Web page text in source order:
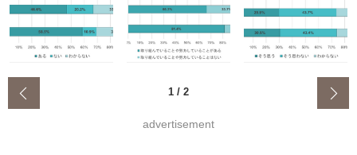
1 / 2
advertisement